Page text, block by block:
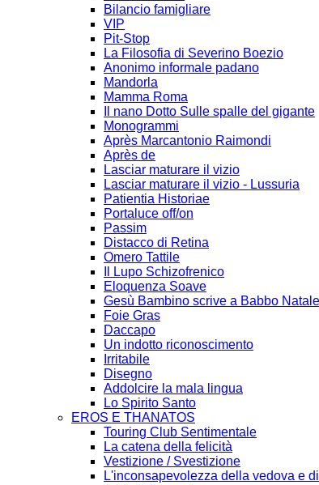
Bilancio famigliare
VIP
Pit-Stop
La Filosofia di Severino Boezio
Anonimo informale padano
Mandorla
Mamma Roma
Il nano Dotto Sulle spalle del gigante
Monogrammi
Après Marcantonio Raimondi
Après de
Lasciar maturare il vizio
Lasciar maturare il vizio - Lussuria
Patientia Historiae
Portaluce off/on
Passim
Distacco di Retina
Omero Tattile
Il Lupo Schizofrenico
Eloquenza Soave
Gesù Bambino scrive a Babbo Natale
Foie Gras
Daccapo
Un indotto riconoscimento
Irritabile
Disegno
Addolcire la mala lingua
Lo Spirito Santo
EROS E THANATOS
Touring Club Sentimentale
La catena della felicità
Vestizione / Svestizione
L'inconsapevolezza della vedova e